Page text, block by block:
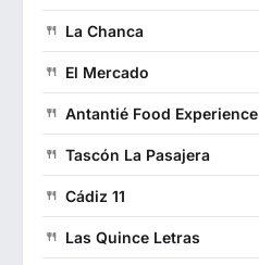
La Chanca
El Mercado
Antantié Food Experience
Tascón La Pasajera
Cádiz 11
Las Quince Letras